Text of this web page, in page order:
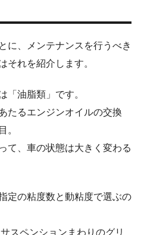
に、メンテナンスを行うべき
それを紹介します。
「油脂類」です。
たるエンジンオイルの交換
。
て、車の状態は大きく変わる
定の粘度数と動粘度で選ぶの
スペンションまわりのグリ